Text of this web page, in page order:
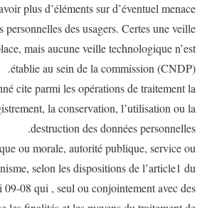
plus d’éléments sur d’éventuel menace
personnelles des usagers. Certes une veille
mais aucune veille technologique n’est
établie au sein de la commission (CNDP).
cite parmi les opérations de traitement la
la conservation, l’utilisation ou la
destruction des données personnelles.
ou morale, autorité publique, service ou
selon les dispositions de l’article1 du
09-08 qui , seul ou conjointement avec des